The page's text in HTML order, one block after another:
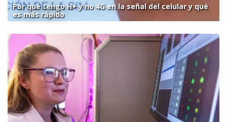
Por qué tengo H+ y no 4G en la señal del celular y qué
es más rápido